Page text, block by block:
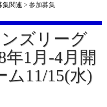
集関連 > 参加募集
ズリーグ
年1月-4月開
ム11/15(水)